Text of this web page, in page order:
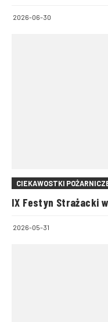
2026-06-30
CIEKAWOSTKI
IX Festyn Strażacki
2026-05-31